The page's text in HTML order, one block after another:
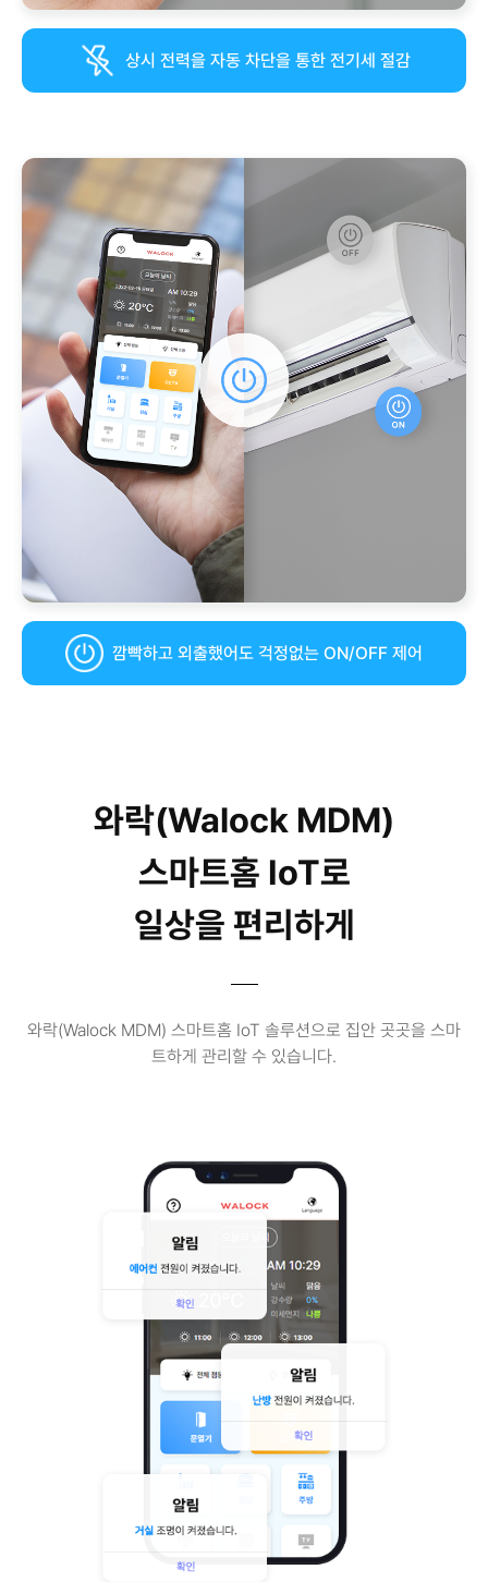
상시 전력을 자동 차단을 통한 전기세 절감
깜빡하고 외출했어도 걱정없는 ON/OFF 제어
와락(Walock MDM)
스마트홈 IoT로
일상을 편리하게
와락(Walock MDM) 스마트홈 IoT 솔루션으로 집안 곳곳을 스마
트하게 관리할 수 있습니다.